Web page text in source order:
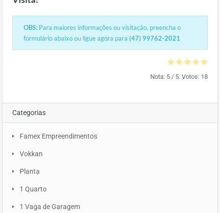
OBS: Para maiores informações ou visitação, preencha o
formulário abaixo ou ligue agora para (47) 99762-2021
Nota: 5 / 5. Votos: 18
Categorias
Famex Empreendimentos
Vokkan
Planta
1 Quarto
1 Vaga de Garagem